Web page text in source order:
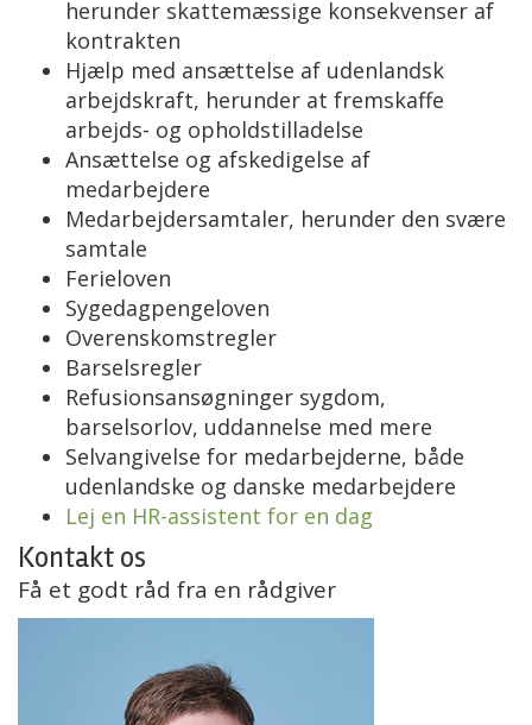
herunder skattemæssige konsekvenser af
kontrakten
Hjælp med ansættelse af udenlandsk
arbejdskraft, herunder at fremskaffe
arbejds- og opholdstilladelse
Ansættelse og afskedigelse af
medarbejdere
Medarbejdersamtaler, herunder den svære
samtale
Ferieloven
Sygedagpengeloven
Overenskomstregler
Barselsregler
Refusionsansøgninger sygdom,
barselsorlov, uddannelse med mere
Selvangivelse for medarbejderne, både
udenlandske og danske medarbejdere
Lej en HR-assistent for en dag
Kontakt os
Få et godt råd fra en rådgiver